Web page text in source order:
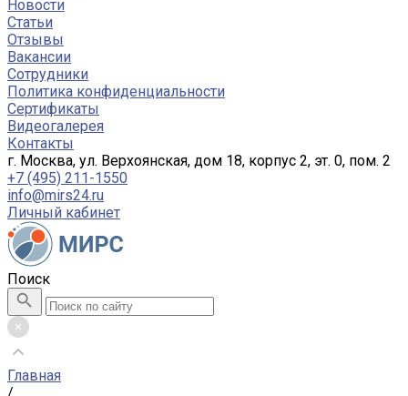
Новости
Статьи
Отзывы
Вакансии
Сотрудники
Политика конфиденциальности
Сертификаты
Видеогалерея
Контакты
г. Москва, ул. Верхоянская, дом 18, корпус 2, эт. 0, пом. 2
+7 (495) 211-1550
info@mirs24.ru
Личный кабинет
Поиск
Главная